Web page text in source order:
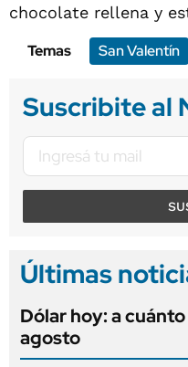
chocolate rellena y
Temas
San Valentín
Suscribite al
Últimas
Dólar hoy: a
agosto